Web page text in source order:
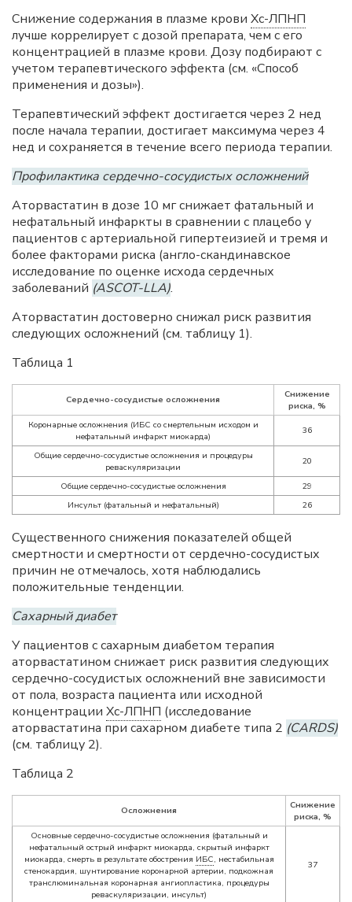
Снижение содержания в плазме крови Хс-ЛПНП
лучше коррелирует с дозой препарата, чем с его
концентрацией в плазме крови. Дозу подбирают с
учетом терапевтического эффекта (см. «Способ
применения и дозы»).
Терапевтический эффект достигается через 2 нед
после начала терапии, достигает максимума через 4
нед и сохраняется в течение всего периода терапии.
Профилактика сердечно-сосудистых осложнений
Аторвастатин в дозе 10 мг снижает фатальный и
нефатальный инфаркты в сравнении с плацебо у
пациентов с артериальной гипертеизией и тремя и
более факторами риска (англо-скандинавское
исследование по оценке исхода сердечных
заболеваний (ASCOT-LLA).
Аторвастатин достоверно снижал риск развития
следующих осложнений (см. таблицу 1).
Таблица 1
Сердечно-сосудистые осложнения
Снижение
риска, %
Коронарные осложнения (ИБС со смертельным исходом и
нефатальный инфаркт миокарда)
36
Общие сердечно-сосудистые осложнения и процедуры
реваскуляризации
20
Общие сердечно-сосудистые осложнения
29
Инсульт (фатальный и нефатальный)
26
Существенного снижения показателей общей
смертности и смертности от сердечно-сосудистых
причин не отмечалось, хотя наблюдались
положительные тенденции.
Сахарный диабет
У пациентов с сахарным диабетом терапия
аторвастатином снижает риск развития следующих
сердечно-сосудистых осложнений вне зависимости
от пола, возраста пациента или исходной
концентрации Хс-ЛПНП (исследование
аторвастатина при сахарном диабете типа 2 (CARDS)
(см. таблицу 2).
Таблица 2
Осложнения
Снижение
риска, %
Основные сердечно-сосудистые осложнения (фатальный и
нефатальный острый инфаркт миокарда, скрытый инфаркт
миокарда, смерть в результате обострения ИБС, нестабильная
стенокардия, шунтирование коронарной артерии, подкожная
транслюминальная коронарная ангиопластика, процедуры
реваскуляризации, инсульт)
37